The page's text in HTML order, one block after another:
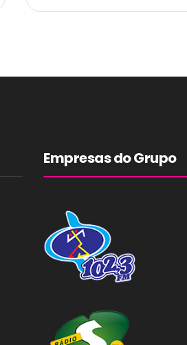
Empresas do Grupo